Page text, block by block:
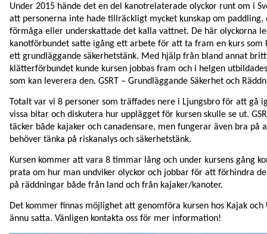
Under 2015 hände det en del kanotrelaterade olyckor runt om i
att personerna inte hade tillräckligt mycket kunskap om paddling,
förmåga eller underskattade det kalla vattnet. De här olyckorna
kanotförbundet satte igång ett arbete för att ta fram en kurs som
ett grundläggande säkerhetstänk. Med hjälp från bland annat
klätterförbundet kunde kursen jobbas fram och i helgen
som kan leverera den. GSRT – Grundläggande Säkerhet och
Totalt var vi 8 personer som träffades nere i Ljungsbro för att gå
vissa bitar och diskutera hur upplägget för kursen skulle se ut.
täcker både kajaker och canadensare, men fungerar även bra
behöver tänka på riskanalys och säkerhetstänk.
Kursen kommer att vara 8 timmar lång och under kursens gång
prata om hur man undviker olyckor och jobbar för att förhindra
på räddningar både från land och från kajaker/kanoter.
Det kommer finnas möjlighet att genomföra kursen hos Kajak
ännu satta. Vänligen kontakta oss för mer information!